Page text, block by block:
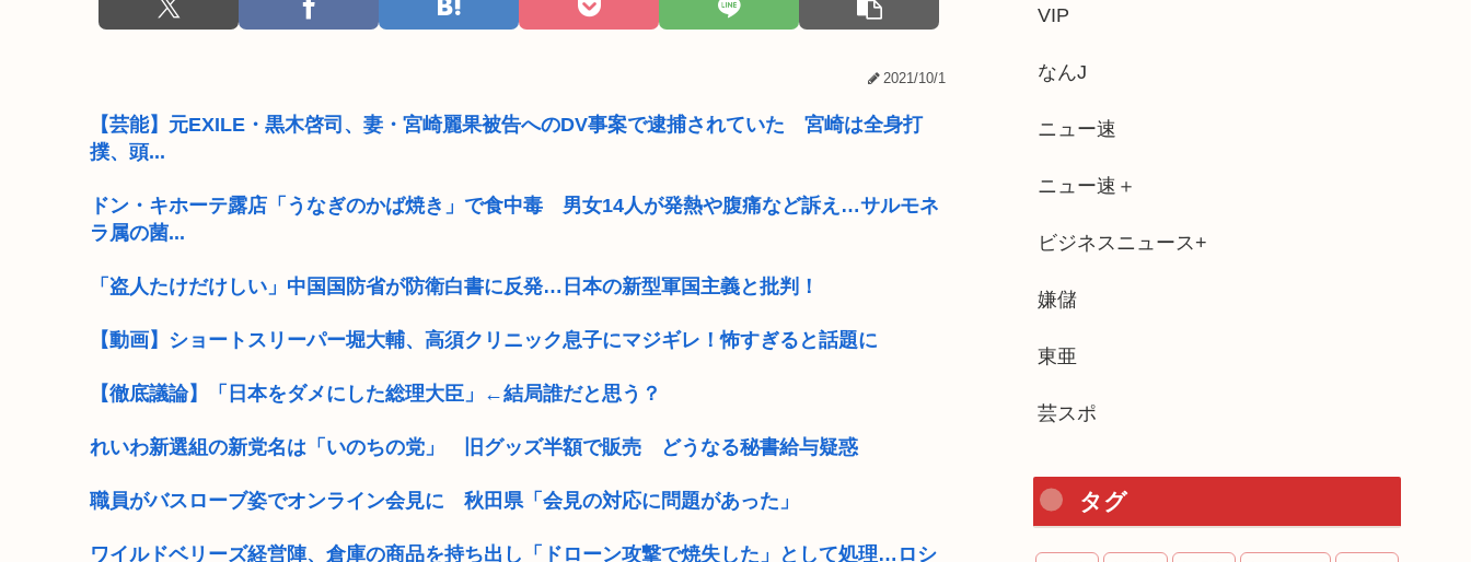
2021/10/1
【芸能】元EXILE・黒木啓司、妻・宮崎麗果被告へのDV事案で逮捕されていた 宮崎は全身打
撲、頭...
ドン・キホーテ露店「うなぎのかば焼き」で食中毒 男女14人が発熱や腹痛など訴え…サルモネ
ラ属の菌...
「盗人たけだけしい」中国国防省が防衛白書に反発…日本の新型軍国主義と批判！
【動画】ショートスリーパー堀大輔、高須クリニック息子にマジギレ！怖すぎると話題に
【徹底議論】「日本をダメにした総理大臣」←結局誰だと思う？
れいわ新選組の新党名は「いのちの党」 旧グッズ半額で販売 どうなる秘書給与疑惑
職員がバスローブ姿でオンライン会見に 秋田県「会見の対応に問題があった」
ワイルドベリーズ経営陣、倉庫の商品を持ち出し「ドローン攻撃で焼失した」として処理…ロシ
VIP
なんJ
ニュー速
ニュー速＋
ビジネスニュース+
嫌儲
東亜
芸スポ
タグ